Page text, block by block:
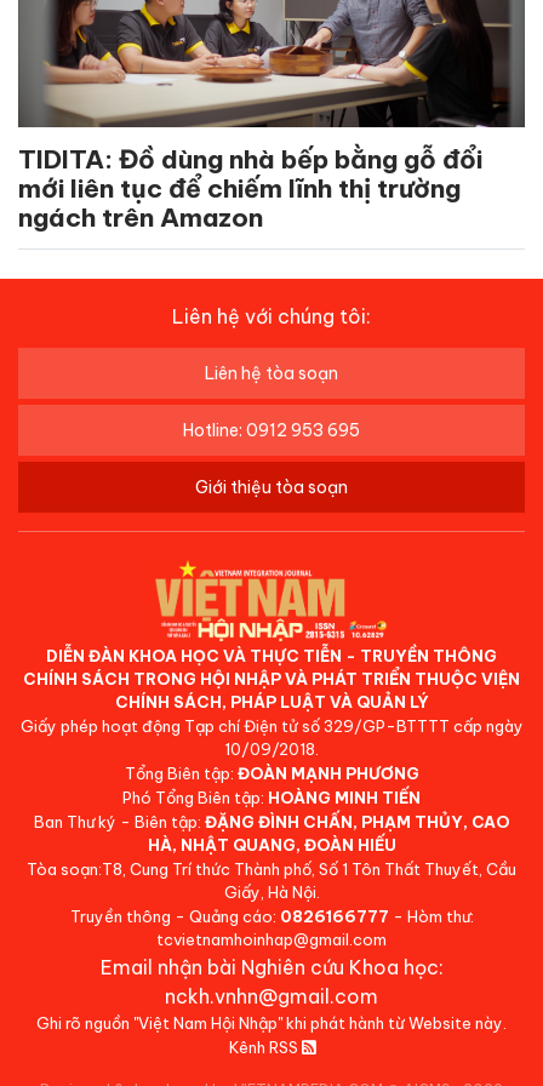
TIDITA: Đồ dùng nhà bếp bằng gỗ đổi
mới liên tục để chiếm lĩnh thị trường
ngách trên Amazon
Liên hệ với chúng tôi:
Liên hệ tòa soạn
Hotline: 0912 953 695
Giới thiệu tòa soạn
DIỄN ĐÀN KHOA HỌC VÀ THỰC TIỄN - TRUYỀN THÔNG
CHÍNH SÁCH TRONG HỘI NHẬP VÀ PHÁT TRIỂN THUỘC VIỆN
CHÍNH SÁCH, PHÁP LUẬT VÀ QUẢN LÝ
Giấy phép hoạt động Tạp chí Điện tử số 329/GP-BTTTT cấp ngày
10/09/2018.
Tổng Biên tập: ĐOÀN MẠNH PHƯƠNG
Phó Tổng Biên tập: HOÀNG MINH TIẾN
Ban Thư ký - Biên tập: ĐẶNG ĐÌNH CHẤN, PHẠM THỦY, CAO
HÀ, NHẬT QUANG, ĐOÀN HIẾU
Tòa soạn:T8, Cung Trí thức Thành phố, Số 1 Tôn Thất Thuyết, Cầu
Giấy, Hà Nội.
Truyền thông - Quảng cáo: 0826166777 - Hòm thư:
tcvietnamhoinhap@gmail.com
Email nhận bài Nghiên cứu Khoa học:
nckh.vnhn@gmail.com
Ghi rõ nguồn "Việt Nam Hội Nhập" khi phát hành từ Website này.
Kênh RSS